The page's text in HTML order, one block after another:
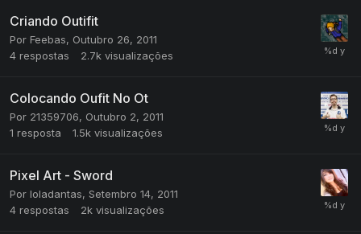
Criando Outifit
Por Feebas, Outubro 26, 2011
4 respostas 2.7k visualizações
Colocando Oufit No Ot
Por 21359706, Outubro 2, 2011
1 resposta 1.5k visualizações
Pixel Art - Sword
Por loladantas, Setembro 14, 2011
4 respostas 2k visualizações